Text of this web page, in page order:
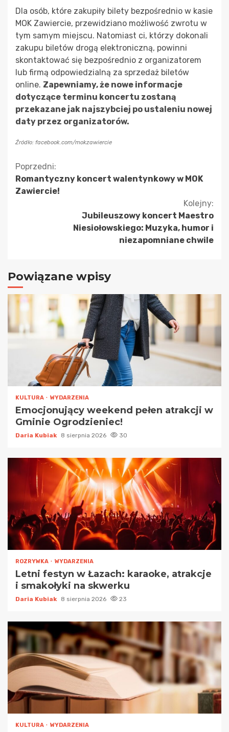
Dla osób, które zakupiły bilety bezpośrednio w kasie
MOK Zawiercie, przewidziano możliwość zwrotu w
tym samym miejscu. Natomiast ci, którzy dokonali
zakupu biletów drogą elektroniczną, powinni
skontaktować się bezpośrednio z organizatorem
lub firmą odpowiedzialną za sprzedaż biletów
online. Zapewniamy, że nowe informacje
dotyczące terminu koncertu zostaną
przekazane jak najszybciej po ustaleniu nowej
daty przez organizatorów.
Źródło: facebook.com/mokzawiercie
Kontynuuj
czytanie
Poprzedni:
Romantyczny koncert walentynkowy w MOK
Zawiercie!
Kolejny:
Jubileuszowy koncert Maestro
Niesiołowskiego: Muzyka, humor i
niezapomniane chwile
Powiązane wpisy
KULTURA WYDARZENIA
Emocjonujący weekend pełen atrakcji w
Gminie Ogrodzieniec!
Daria Kubiak 8 sierpnia 2026 30
ROZRYWKA WYDARZENIA
Letni festyn w Łazach: karaoke, atrakcje
i smakołyki na skwerku
Daria Kubiak 8 sierpnia 2026 23
KULTURA WYDARZENIA